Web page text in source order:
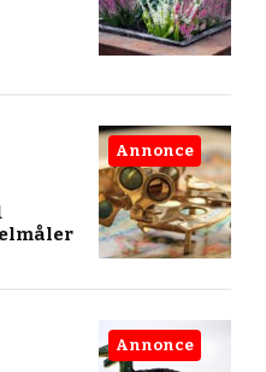
Annonce
Annonce